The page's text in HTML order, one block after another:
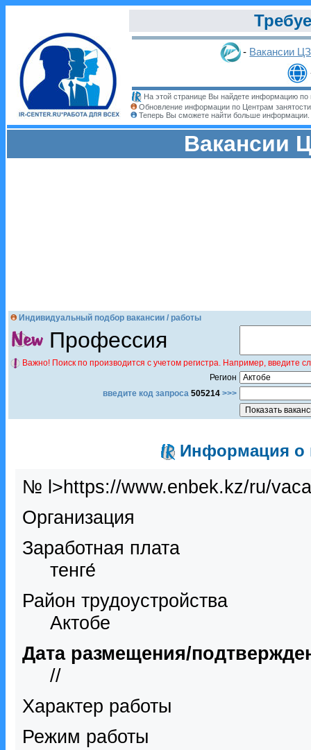
- Вакансии
На этой странице Вы найдете информацию по
Обновление информации по Центрам
Теперь Вы сможете найти больше информации.
Вакансии
Индивидуальный подбор вакансии / работы
Профессия
Важно! Поиск по производится с учетом регистра. Например,
Регион
введите код запроса 505214 >>>
Информация о
№ l>https://www.enbek.kz/ru/
Организация
Заработная плата
тенге́
Район трудоустройства
Актобе
Дата размещения/
//
Характер работы
Режим работы